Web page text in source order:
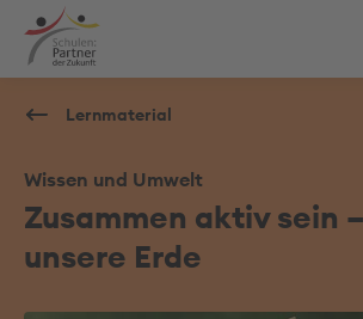
Lernmaterial
Wissen und Umwelt
Zusammen aktiv sein
unsere Erde